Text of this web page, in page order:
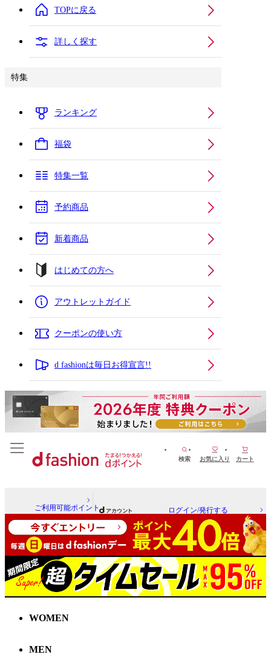
TOPに戻る
詳しく探す
特集
ランキング
福袋
特集一覧
予約商品
新着商品
はじめての方へ
アウトレットガイド
クーポンの使い方
d fashionは毎日お得宣言!!
検索 お気に入り カート
ご利用可能ポイント ログイン/発行する
WOMEN
MEN